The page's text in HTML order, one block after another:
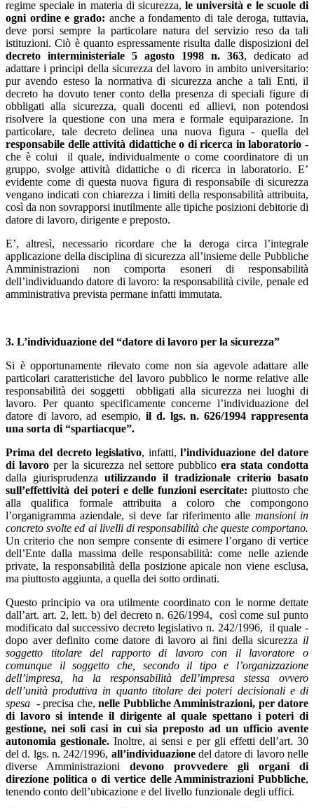
regime speciale in materia di sicurezza,le università e le scuole di
ogni ordine e grado: anche a fondamento di tale deroga, tuttavia,
deve porsi sempre la particolare natura del servizio reso da tali
istituzioni. Ciò è quanto espressamente risulta dalle disposizioni del
decreto interministeriale 5 agosto 1998 n. 363, dedicato ad
adattare i principi della sicurezza del lavoro in ambito universitario:
pur avendo esteso la normativa di sicurezza anche a tali Enti, il
decreto ha dovuto tener conto della presenza di speciali figure di
obbligati alla sicurezza, quali docenti ed allievi, non potendosi
risolvere la questione con una mera e formale equiparazione. In
particolare, tale decreto delinea una nuova figura - quella del
responsabile delle attività didattiche o di ricerca in laboratorio -
che è colui il quale, individualmente o come coordinatore di un
gruppo, svolge attività didattiche o di ricerca in laboratorio. E’
evidente come di questa nuova figura di responsabile di sicurezza
vengano indicati con chiarezza i limiti della responsabilità attribuita,
così da non sovrapporsi inutilmente alle tipiche posizioni debitorie di
datore di lavoro, dirigente e preposto.
E’, altresì, necessario ricordare che la deroga circa l’integrale
applicazione della disciplina di sicurezza all’insieme delle Pubbliche
Amministrazioni non comporta esoneri di responsabilità
dell’individuando datore di lavoro: la responsabilità civile, penale ed
amministrativa prevista permane infatti immutata.
3. L’individuazione del “datore di lavoro per la sicurezza”
Si è opportunamente rilevato come non sia agevole adattare alle
particolari caratteristiche del lavoro pubblico le norme relative alle
responsabilità dei soggetti obbligati alla sicurezza nei luoghi di
lavoro. Per quanto specificamente concerne l’individuazione del
datore di lavoro, ad esempio, il d. lgs. n. 626/1994 rappresenta
una sorta di “spartiacque”.
Prima del decreto legislativo, infatti,l’individuazione del datore
di lavoroper la sicurezza nel settore pubblicoera stata condotta
dalla giurisprudenza utilizzando il tradizionale criterio basato
sull’effettività dei poteri e delle funzioni esercitate: piuttosto che
alla qualifica formale attribuita a coloro che compongono
l’organigramma aziendale, si deve far riferimento alle mansioni in
concreto svolte ed ai livelli di responsabilità che queste comportano.
Un criterio che non sempre consente di esimere l’organo di vertice
dell’Ente dalla massima delle responsabilità: come nelle aziende
private, la responsabilità della posizione apicale non viene esclusa,
ma piuttosto aggiunta, a quella dei sotto ordinati.
Questo principio va ora utilmente coordinato con le norme dettate
dall’art. art. 2, lett. b) del decreto n. 626/1994, così come sul punto
modificato dal successivo decreto legislativo n. 242/1996, il quale -
dopo aver definito come datore di lavoro ai fini della sicurezza il
soggetto titolare del rapporto di lavoro con il lavoratore o
comunque il soggetto che, secondo il tipo e l’organizzazione
dell’impresa, ha la responsabilità dell’impresa stessa ovvero
dell’unità produttiva in quanto titolare dei poteri decisionali e di
spesa -precisa che,nelle Pubbliche Amministrazioni, per datore
di lavoro si intende il dirigente al quale spettano i poteri di
gestione, nei soli casi in cui sia preposto ad un ufficio avente
autonomia gestionale. Inoltre, ai sensi e per gli effetti dell’art. 30
del d. lgs. n. 242/1996, all’individuazionedel datore di lavoro nelle
diverse Amministrazioni devono provvedere gli organi di
direzione politica o di vertice delle Amministrazioni Pubbliche,
tenendo conto dell’ubicazione e del livello funzionale degli uffici.